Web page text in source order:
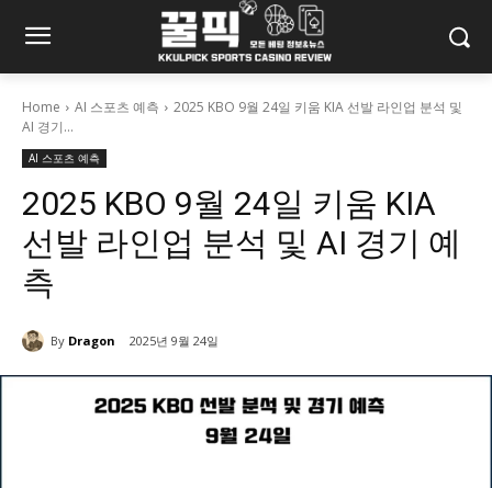
Home AI 스포츠 예측
2025 KBO 9월 24일 키움 KIA 선발 라인업 분석 및
AI 경기...
AI 스포츠 예측
2025 KBO 9월 24일 키움 KIA
선발 라인업 분석 및 AI 경기 예
측
By Dragon 2025년 9월 24일